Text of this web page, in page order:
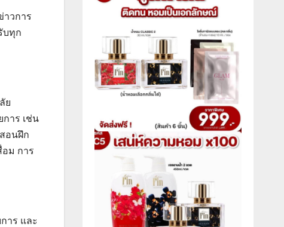
าวการ
บทุก
ย
การ เช่น
อนฝึก
ม การ
าร และ